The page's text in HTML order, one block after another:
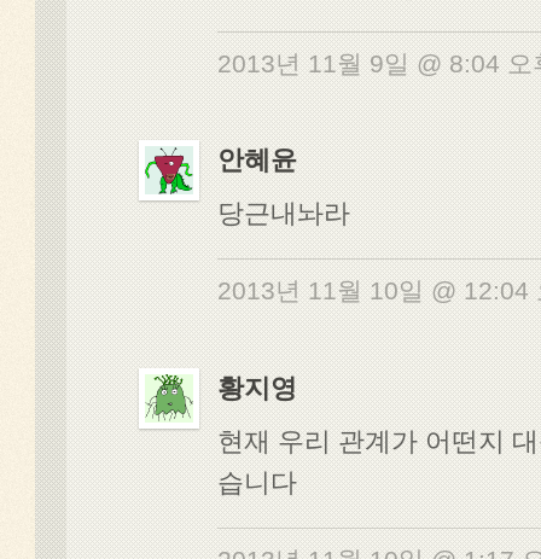
2013년 11월 9일 @ 8:04
안혜윤
당근내놔라
2013년 11월 10일 @ 12:04
황지영
현재 우리 관계가 어떤지
습니다